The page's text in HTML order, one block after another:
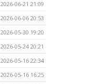
2026-06-21 21:09
2026-06-06 20:53
2026-05-30 19:20
2026-05-24 20:21
2026-05-16 22:34
2026-05-16 16:25